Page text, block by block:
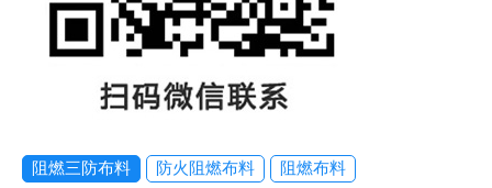
阻燃三防布料 防火阻燃布料 阻燃布料